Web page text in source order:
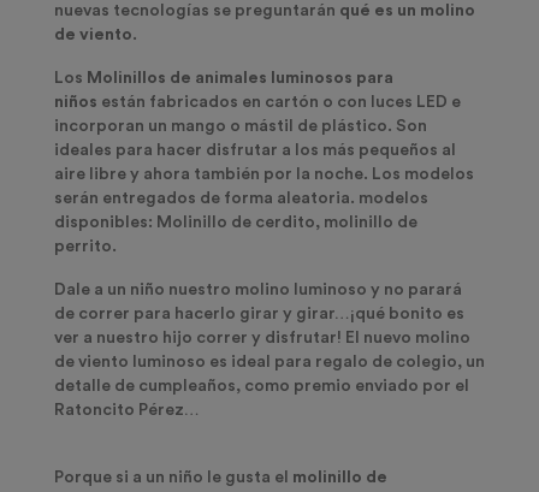
nuevas tecnologías se preguntarán qué es un molino
de viento.
Los Molinillos de animales luminosos para
niños están fabricados en cartón o con luces LED e
incorporan un mango o mástil de plástico. Son
ideales para hacer disfrutar a los más pequeños al
aire libre y ahora también por la noche. Los modelos
serán entregados de forma aleatoria. modelos
disponibles: Molinillo de cerdito, molinillo de
perrito.
Dale a un niño nuestro molino luminoso y no parará
de correr para hacerlo girar y girar…¡qué bonito es
ver a nuestro hijo correr y disfrutar! El nuevo molino
de viento luminoso es ideal para regalo de colegio, un
detalle de cumpleaños, como premio enviado por el
Ratoncito Pérez…
Porque si a un niño le gusta el molinillo de